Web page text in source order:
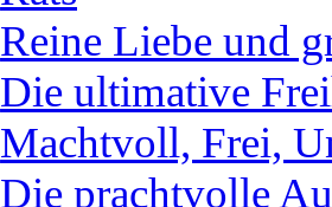
Reine Liebe und
Die ultimative
Machtvoll, Frei,
Die prachtvolle